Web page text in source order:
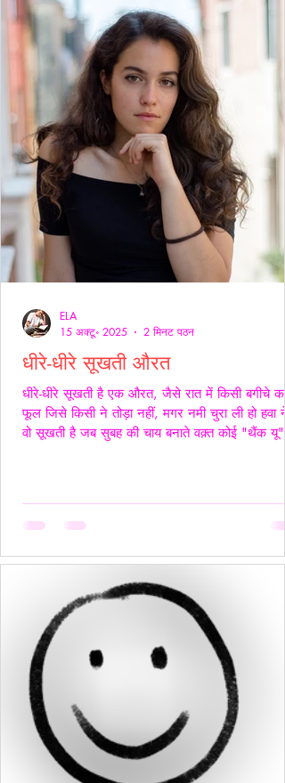
मानकर चलते हैं कि सामने वाला हमें उसी तरह
धीरे-धीरे सूखती औरत
धीरे-धीरे सूखती है एक औरत, जैसे रात में किसी बगीचे का
फूल जिसे किसी ने तोड़ा नहीं, मगर नमी चुरा ली हो हवा
वो सूखती है जब सुबह की चाय बनाते वक़्त कोई "थैंक यू"
सूखती है जब उसकी पसंदें "गृहस्थी के तवे" में जल कर
ELA
15 अक्टू॰ 2025
2 मिनट पठन